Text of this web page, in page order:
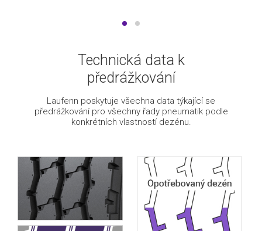
Technická data k
předrážkování
Laufenn poskytuje všechna data týkající se
předrážkování pro všechny řady pneumatik podle
konkrétních vlastností dezénu.